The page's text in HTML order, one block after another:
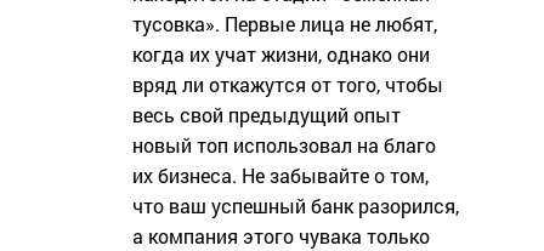
тусовка». Первые лица не любят,
когда их учат жизни, однако они
вряд ли откажутся от того, чтобы
весь свой предыдущий опыт
новый топ использовал на благо
их бизнеса. Не забывайте о том,
что ваш успешный банк разорился,
а компания этого чувака только